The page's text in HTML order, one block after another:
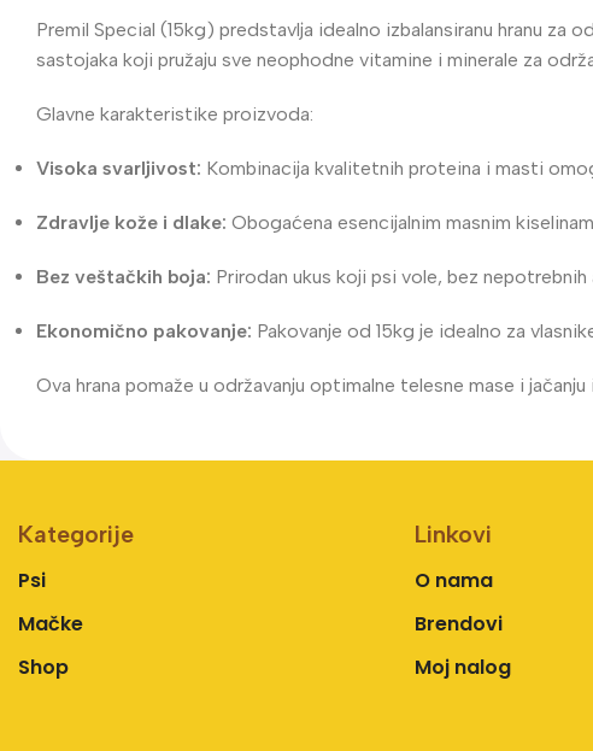
Premil Special (15kg) predstavlja idealno izbalansiranu hranu
sastojaka koji pružaju sve neophodne vitamine i minerale za
Glavne karakteristike proizvoda:
Visoka svarljivost: Kombinacija kvalitetnih proteina i masti
Zdravlje kože i dlake: Obogaćena esencijalnim masnim
Bez veštačkih boja: Prirodan ukus koji psi vole, bez nepotrebnih
Ekonomično pakovanje: Pakovanje od 15kg je idealno za
Ova hrana pomaže u održavanju optimalne telesne mase i
Kategorije
Psi
Mačke
Shop
Linkovi
O nama
Brendovi
Moj nalog